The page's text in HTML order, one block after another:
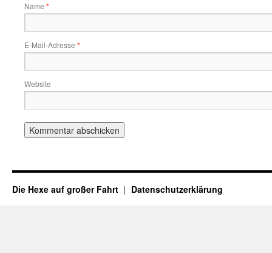
Name *
E-Mail-Adresse *
Website
Die Hexe auf großer Fahrt Datenschutzerklärung